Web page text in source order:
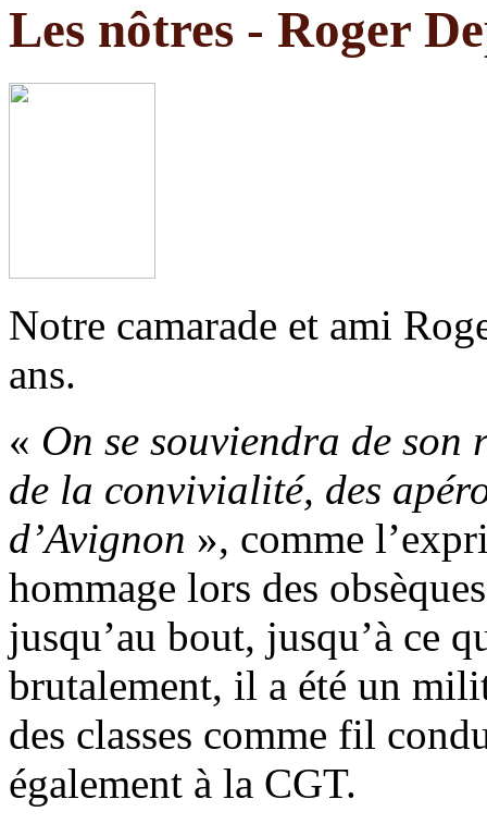
Les nôtres - Roger
Notre camarade et ami
ans.
« On se souviendra de son
de la convivialité, des
d’Avignon », comme
hommage lors des
jusqu’au bout, jusqu’à ce
brutalement, il a été un
des classes comme fil
également à la CGT.